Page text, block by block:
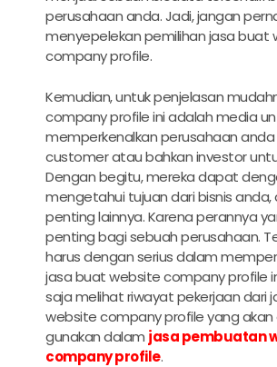
perusahaan anda. Jadi, jangan
menyepelekan pemilihanjasa buat
company profile.
Kemudian, untuk penjelasan
company profile ini adalah media
memperkenalkan perusahaan
customer atau bahkan investor
Dengan begitu, mereka dapat
mengetahui tujuan dari bisnis anda,
penting lainnya. Karena perannya
penting bagi sebuah perusahaan.
harus dengan serius dalam
jasa buat website company profile
saja melihat riwayat pekerjaan dari
website company profileyang
gunakan dalam jasa pembuatan
company profile.